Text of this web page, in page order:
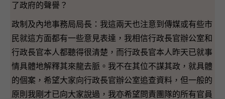
了政府的聲譽？
政制及內地事務局局長：我這兩天也注意到傳媒或有些市
民就這方面都有一些意見表達，我相信行政長官辦公室和
行政長官本人都聽得很清楚，而行政長官本人昨天已就事
情具體地解釋其來龍去脈。我不在其位不謀其政，就具體
的個案，希望大家向行政長官辦公室追查資料，但一般的
原則我剛才已向大家說過，我亦希望問責團隊的所有官員